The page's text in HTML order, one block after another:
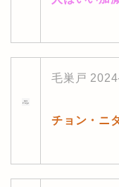
毛巣戸
チョン・ニ